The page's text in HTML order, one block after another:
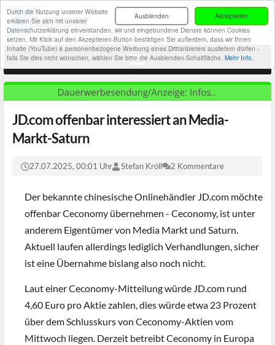
Akzeptieren
Ausblenden
Durch die Nutzung unserer Website
erklären Sie sich mit unserer
Datenschutzerklärung einverstanden, wir und eingebundene Dienste können Cookies
setzen. Mit Klick auf den Akzeptieren-Button bestätigen Sie außerdem, dass wir Ihnen
Inhalte (YouTube) & personenbezogene Werbung eines Drittanbieters ausliefern dürfen -
falls Sie dies nicht wünschen, wählen Sie bitte die Ausblenden-Schaltfläche. Mehr Info.
JD.com offenbar interessiert an Media-
Markt-Saturn
27.07.2025, 00:01 Uhr Stefan Kröll 2 Kommentare
Der bekannte chinesische Onlinehändler JD.com möchte
offenbar Ceconomy übernehmen - Ceconomy, ist unter
anderem Eigentümer von Media Markt und Saturn.
Aktuell laufen allerdings lediglich Verhandlungen, sicher
ist eine Übernahme bislang also noch nicht.
Laut einer Ceconomy-Mitteilung würde JD.com rund
4,60 Euro pro Aktie zahlen, dies würde etwa 23 Prozent
über dem Schlusskurs von Ceconomy-Aktien vom
Mittwoch liegen. Derzeit betreibt Ceconomy in Europa